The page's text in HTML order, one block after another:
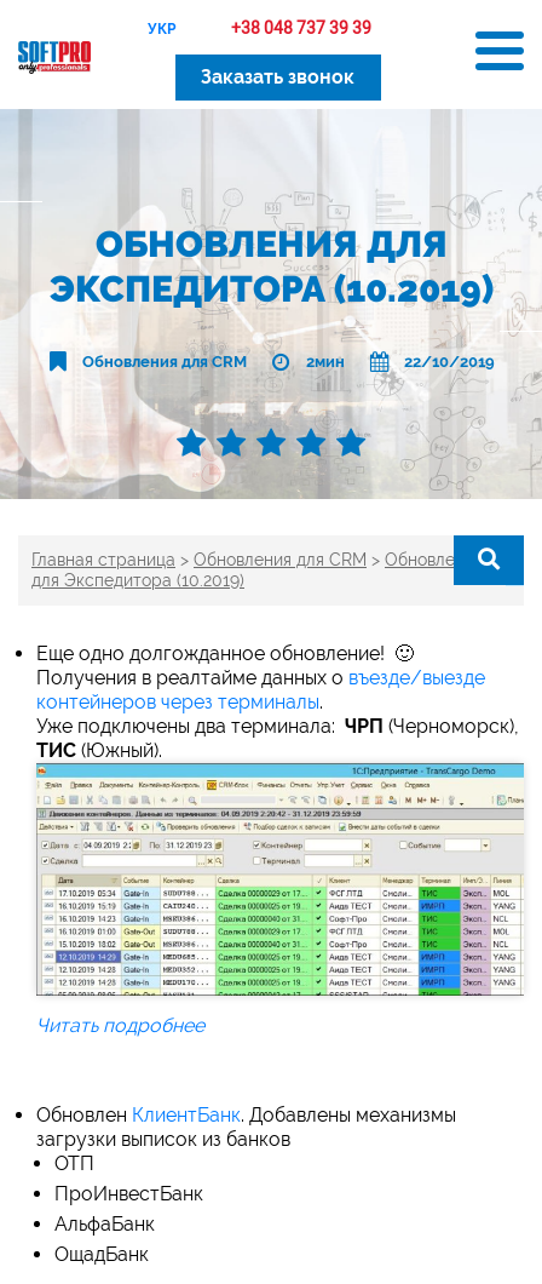
УКР +38 048 737 39 39
Заказать звонок
ОБНОВЛЕНИЯ ДЛЯ
ЭКСПЕДИТОРА (10.2019)
Обновления для CRM 2мин 22/10/2019
Главная страница > Обновления для CRM > Обновления
для Экспедитора (10.2019)
Еще одно долгожданное обновление! 🙂
Получения в реалтайме данных о въезде/выезде
контейнеров через терминалы.
Уже подключены два терминала: ЧРП (Черноморск),
ТИС (Южный).
Читать подробнее
Обновлен КлиентБанк. Добавлены механизмы
загрузки выписок из банков
ОТП
ПроИнвестБанк
АльфаБанк
ОщадБанк